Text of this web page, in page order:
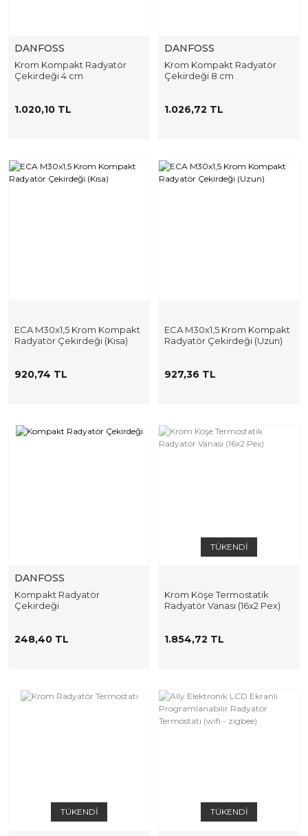
DANFOSS
Krom Kompakt Radyatör
Çekirdeği 4 cm
1.020,10 TL
DANFOSS
Krom Kompakt Radyatör
Çekirdeği 8 cm
1.026,72 TL
ECA M30x1,5 Krom Kompakt
Radyatör Çekirdeği (Kısa)
920,74 TL
ECA M30x1,5 Krom Kompakt
Radyatör Çekirdeği (Uzun)
927,36 TL
DANFOSS
Kompakt Radyatör
Çekirdeği
248,40 TL
TÜKENDİ
Krom Köşe Termostatik
Radyatör Vanası (16x2 Pex)
1.854,72 TL
TÜKENDİ TÜKENDİ